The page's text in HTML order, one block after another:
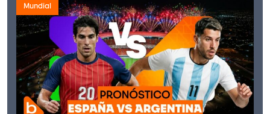
Mundial